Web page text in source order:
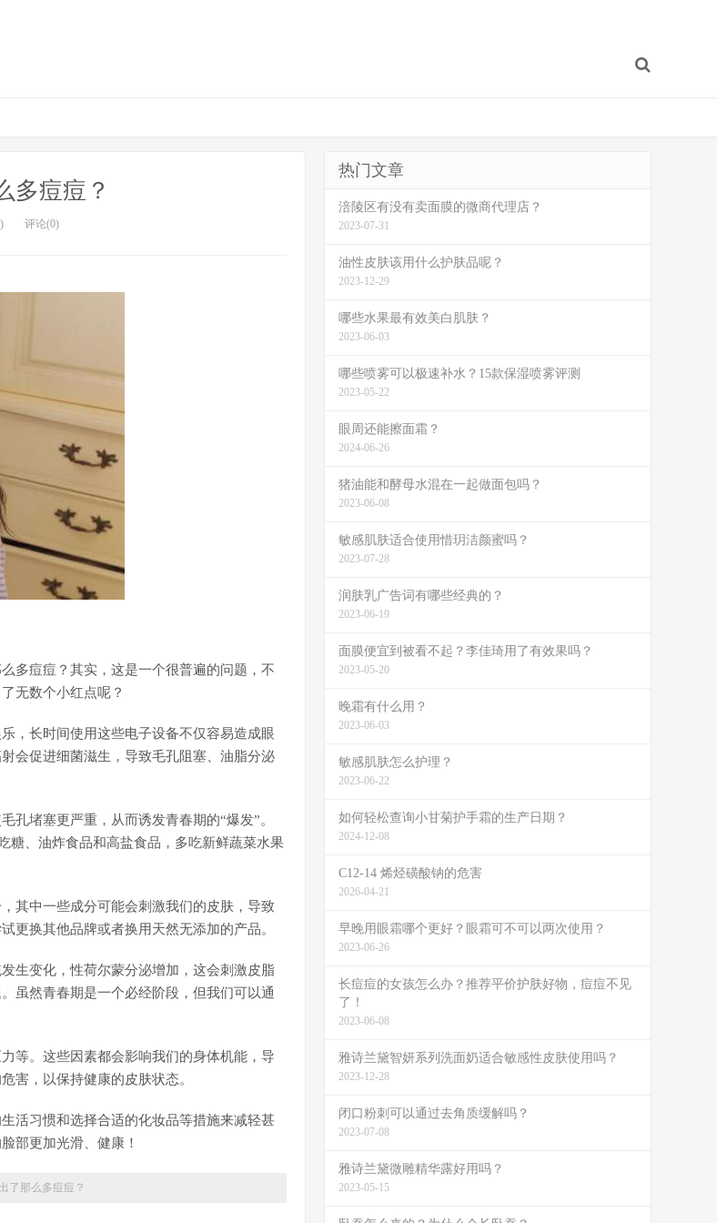
多痘痘？
评论(0)
多痘痘？其实，这是一个很普遍的问题，不
无数个小红点呢？
，长时间使用这些电子设备不仅容易造成眼
会促进细菌滋生，导致毛孔阻塞、油脂分泌
孔堵塞更严重，从而诱发青春期的“爆发”。
糖、油炸食品和高盐食品，多吃新鲜蔬菜水果
其中一些成分可能会刺激我们的皮肤，导致
更换其他品牌或者换用天然无添加的产品。
生变化，性荷尔蒙分泌增加，这会刺激皮脂
虽然青春期是一个必经阶段，但我们可以通
等。这些因素都会影响我们的身体机能，导
害，以保持健康的皮肤状态。
活习惯和选择合适的化妆品等措施来减轻甚
部更加光滑、健康！
了那么多痘痘？
热门文章
涪陵区有没有卖面膜的微商代理店？
2023-07-31
油性皮肤该用什么护肤品呢？
2023-12-29
哪些水果最有效美白肌肤？
2023-06-03
哪些喷雾可以极速补水？15款保湿喷雾评测
2023-05-22
眼周还能擦面霜？
2024-06-26
猪油能和酵母水混在一起做面包吗？
2023-06-08
敏感肌肤适合使用惜玥洁颜蜜吗？
2023-07-28
润肤乳广告词有哪些经典的？
2023-06-19
面膜便宜到被看不起？李佳琦用了有效果吗？
2023-05-20
晚霜有什么用？
2023-06-03
敏感肌肤怎么护理？
2023-06-22
如何轻松查询小甘菊护手霜的生产日期？
2024-12-08
C12-14 烯烃磺酸钠的危害
2026-04-21
早晚用眼霜哪个更好？眼霜可不可以两次使用？
2023-06-26
长痘痘的女孩怎么办？推荐平价护肤好物，痘痘不见
了！
2023-06-08
雅诗兰黛智妍系列洗面奶适合敏感性皮肤使用吗？
2023-12-28
闭口粉刺可以通过去角质缓解吗？
2023-07-08
雅诗兰黛微雕精华露好用吗？
2023-05-15